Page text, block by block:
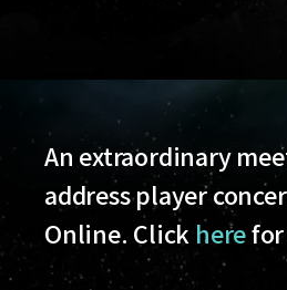
An extraordinary
address player
Online. Click here